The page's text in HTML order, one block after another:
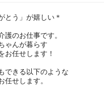
とう」が嬉しい＊
護のお仕事です。
ゃんが暮らす
お任せします！
できる以下のような
任せします。